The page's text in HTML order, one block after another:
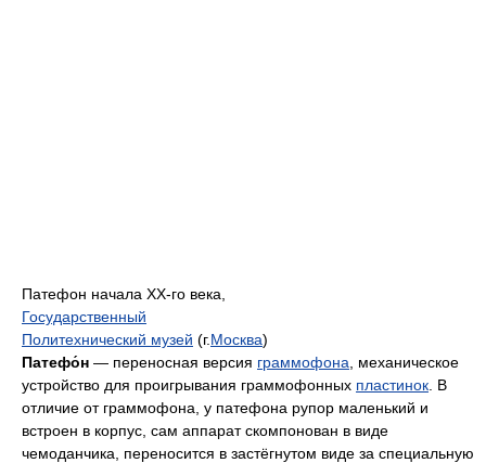
Патефон начала XX-го века,
Государственный
Политехнический музей (г.Москва)
Патефо́н — переносная версия граммофона , механическое
устройство для проигрывания граммофонных пластинок . В
отличие от граммофона, у патефона рупор маленький и
встроен в корпус, сам аппарат скомпонован в виде
чемоданчика, переносится в застёгнутом виде за специальную